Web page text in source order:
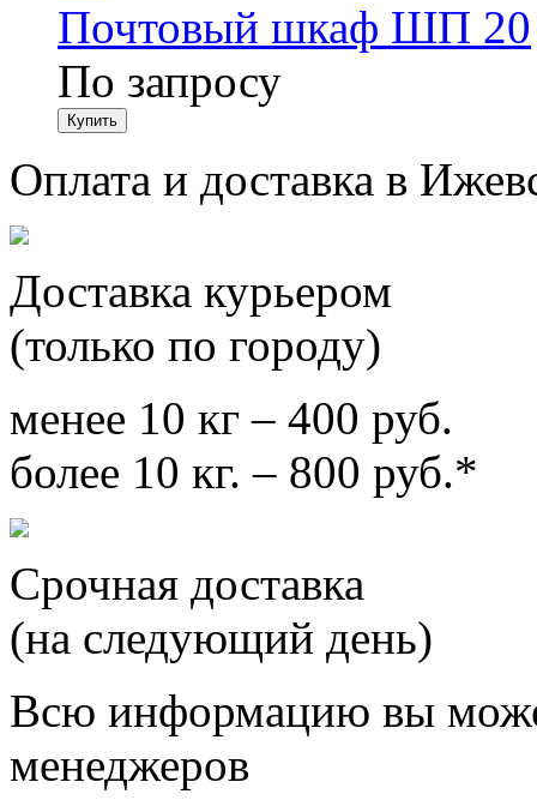
Почтовый шкаф ШП 20
По запросу
Оплата и доставка в
Доставка курьером
(только по городу)
менее 10 кг – 400 руб.
более 10 кг. – 800 руб.*
Срочная доставка
(на следующий день)
Всю информацию вы
менеджеров